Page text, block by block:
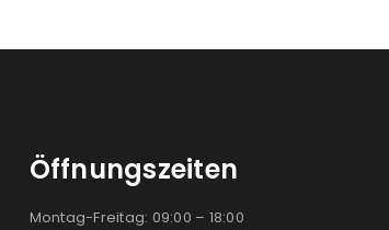
Öffnungszeiten
Montag-Freitag: 09:00 – 18:00